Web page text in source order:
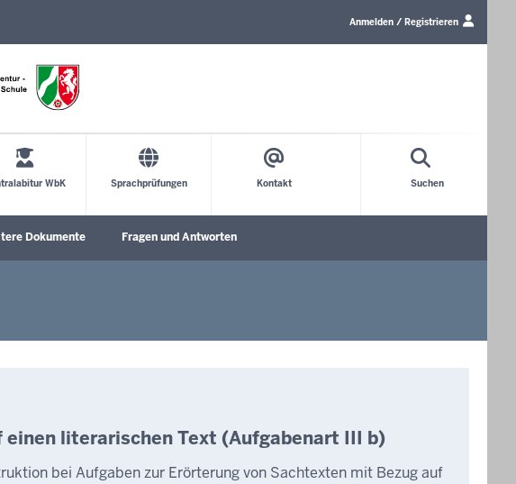
zumAnmelden / Registrieren
WbK Sprachprüfungen Kontakt Suchen
Dokumente Fragen und Antworten
literarischen Text (Aufgabenart III b)
bei Aufgaben zur Erörterung von Sachtexten mit Bezug auf